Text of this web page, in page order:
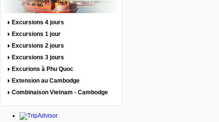
Excursions 4 jours
Excursions 1 jour
Excursions 2 jours
Excursions 3 jours
Excurions à Phu Quoc
Extension au Cambodge
Combinaison Vietnam - Cambodge